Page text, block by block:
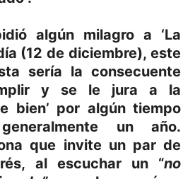
algún milagro a ‘La
(12 de diciembre), este
sería la consecuente
y se le jura a la
bien’ por algún tiempo
un año.
que invite un par de
al escuchar un “no